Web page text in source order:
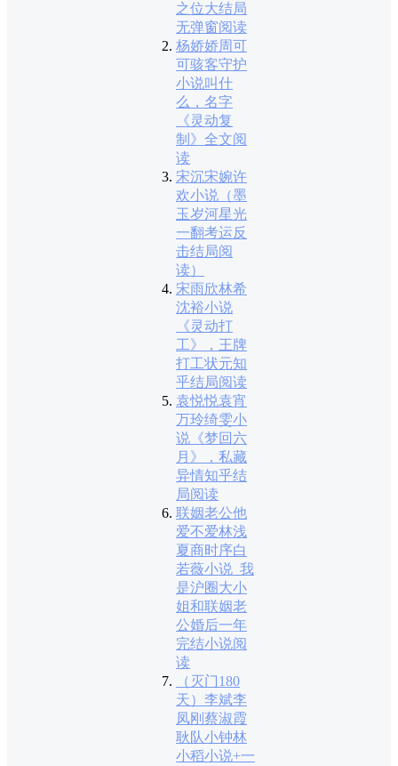
之位大结局
无弹窗阅读
杨娇娇周可
可骇客守护
小说叫什
么，名字
《灵动复
制》全文阅
读
宋沉宋婉许
欢小说（墨
玉岁河星光
一翻考运反
击结局阅
读）
宋雨欣林希
沈裕小说
《灵动打
工》，王牌
打工状元知
乎结局阅读
袁悦悦袁宵
万玲绮雯小
说《梦回六
月》，私藏
异情知乎结
局阅读
联姻老公他
爱不爱林浅
夏商时序白
若薇小说_我
是沪圈大小
姐和联姻老
公婚后一年
完结小说阅
读
（灭门180
天）李斌李
凤刚蔡淑霞
耿队小钟林
小稻小说+一